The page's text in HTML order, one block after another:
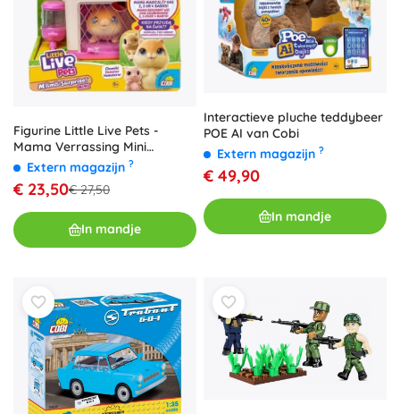
Figurine Little Live Pets -
Mama Verrassing Mini
hamster
Extern magazijn ?
€ 23,50€ 27,50
In mandje
Interactieve pluche teddybeer
POE AI van Cobi
Extern magazijn ?
€ 49,90
In mandje